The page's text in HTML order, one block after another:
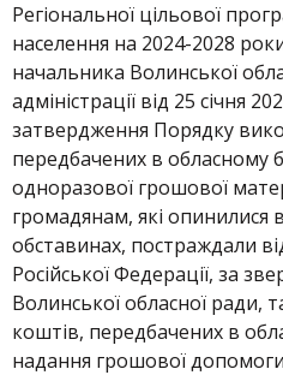
Регіональної цільової
населення на 2024-2028
начальника Волинської
адміністрації від 25 січня
затвердження Порядку
передбачених в обласному
одноразової грошової
громадянам, які опинилися
обставинах, постраждали
Російської Федерації, за
Волинської обласної ради,
коштів, передбачених в
надання грошової